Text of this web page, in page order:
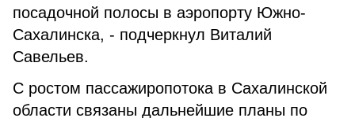
посадочной полосы в аэропорту Южно-
Сахалинска, - подчеркнул Виталий
Савельев.
С ростом пассажиропотока в Сахалинской
области связаны дальнейшие планы по